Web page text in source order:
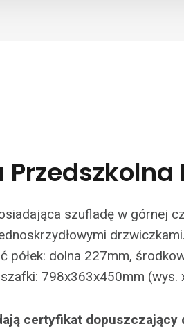
Przedszkolna
szufladę w górnej
drzwiczkami.
półek: dolna 227mm,
798x363x450mm (wys.
certyfikat dopuszczający